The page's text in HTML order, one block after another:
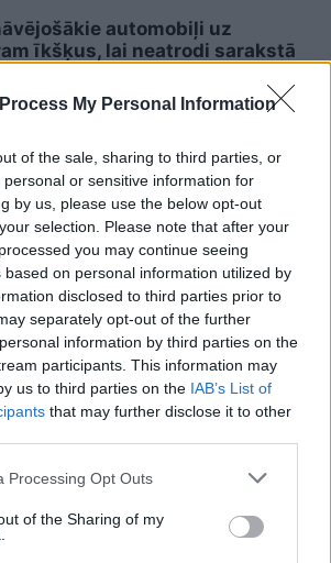
My Personal Information
of the sale, sharing to third parties, or
or sensitive information for
by us, please use the below opt-out
selection. Please note that after your
you may continue seeing
based on personal information utilized by
disclosed to third parties prior to
separately opt-out of the further
information by third parties on the
participants. This information may
us to third parties on the IAB’s List of
that may further disclose it to other
website/app uses one or more Google
or usage behaviour. You may click to
to Google and its third-party tags to
Processing Opt Outs
of the Sharing of my
automobiļi uz
īkšķus, lai neatrodi sarakstā
taču, pārgriežot to uz
sagaida pārsteigums
“izurbjas” citiem cauri: 3
dzimušos mēdz uzskatīt
darba un izbijis slepkava!?
jebkurš var kandidēt Saeimas
advokāts
īpaši skaista latviešu